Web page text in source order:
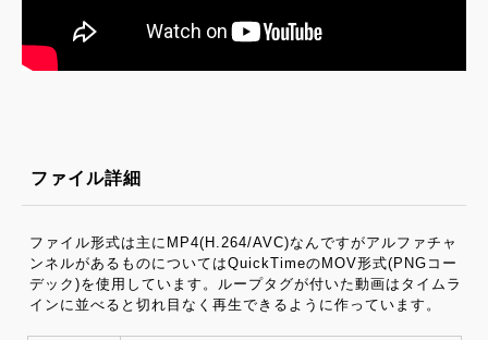
ファイル詳細
ファイル形式は主にMP4(H.264/AVC)なんですがアルファチャ
ンネルがあるものについてはQuickTimeのMOV形式(PNGコー
デック)を使用しています。ループタグが付いた動画はタイムラ
インに並べると切れ目なく再生できるように作っています。